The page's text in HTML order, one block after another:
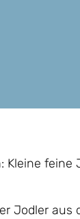
feine
Jodler aus